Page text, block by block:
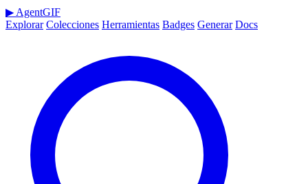
▶ AgentGIF
Explorar Colecciones Herramientas Badges Generar Docs